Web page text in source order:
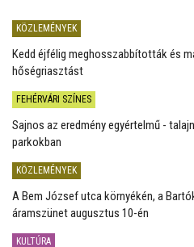
KÖZLEMÉNYEK
Kedd éjfélig meghosszabbították és
hőségriasztást
FEHÉRVÁRI SZÍNES
Sajnos az eredmény egyértelmű -
parkokban
KÖZLEMÉNYEK
A Bem József utca környékén, a
áramszünet augusztus 10-én
KULTÚRA